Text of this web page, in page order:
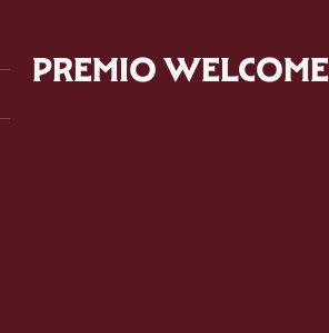
PREMIO WELCOME